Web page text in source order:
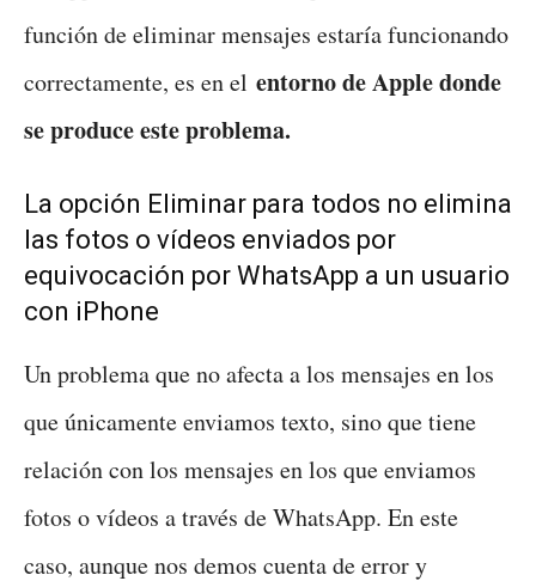
función de eliminar mensajes estaría funcionando
correctamente, es en el entorno de Apple donde
se produce este problema.
La opción Eliminar para todos no elimina
las fotos o vídeos enviados por
equivocación por WhatsApp a un usuario
con iPhone
Un problema que no afecta a los mensajes en los
que únicamente enviamos texto, sino que tiene
relación con los mensajes en los que enviamos
fotos o vídeos a través de WhatsApp. En este
caso, aunque nos demos cuenta de error y